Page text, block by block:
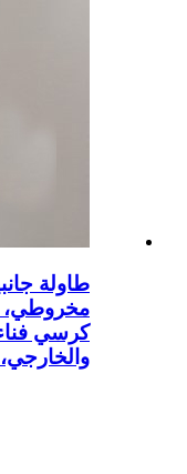
طاولة
مخروطي،
كرسي